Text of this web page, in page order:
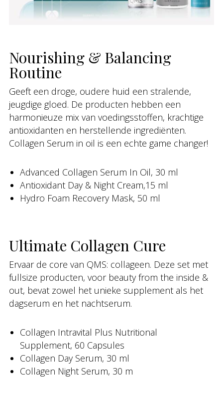
Nourishing & Balancing
Routine
Geeft een droge, oudere huid een stralende,
jeugdige gloed. De producten hebben een
harmonieuze mix van voedingsstoffen, krachtige
antioxidanten en herstellende ingrediënten.
Collagen Serum in oil is een echte game changer!
Advanced Collagen Serum In Oil, 30 ml
Antioxidant Day & Night Cream,15 ml
Hydro Foam Recovery Mask, 50 ml
Ultimate Collagen Cure
Ervaar de core van QMS: collageen. Deze set met
fullsize producten, voor beauty from the inside &
out, bevat zowel het unieke supplement als het
dagserum en het nachtserum.
Collagen Intravital Plus Nutritional
Supplement, 60 Capsules
Collagen Day Serum, 30 ml
Collagen Night Serum, 30 m